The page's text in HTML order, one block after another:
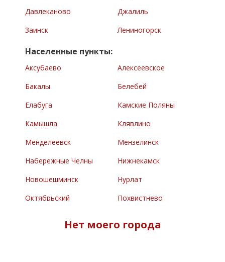
Давлеканово
Джалиль
Заинск
Лениногорск
Населенные пункты:
Аксубаево
Алексеевское
Бакалы
Белебей
Елабуга
Камские Поляны
Камышла
Клявлино
Менделеевск
Мензелинск
Набережные Челны
Нижнекамск
Новошешминск
Нурлат
Октябрьский
Похвистнево
Нет моего города